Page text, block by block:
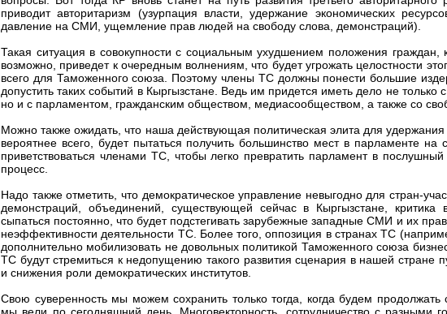
приводит авторитаризм (узурпация власти, удержание экономических
давление на СМИ, ущемление прав людей на свободу слова, демонстраций).
Такая ситуация в совокупности с социальным ухудшением положения
возможно, приведет к очередным волнениям, что будет угрожать целостности
всего для Таможенного союза. Поэтому члены ТС должны понести большие
допустить таких событий в Кыргызстане. Ведь им придется иметь дело не только
но и с парламентом, гражданским обществом, медиасообществом, а также со
Можно также ожидать, что наша действующая политическая элита для удержания
вероятнее всего, будет пытаться получить большинство мест в парламенте
приветствоваться членами ТС, чтобы легко превратить парламент в
процесс.
Надо также отметить, что демократическое управление невыгодно для стран-
демонстраций, объединений, существующей сейчас в Кыргызстане,
сыпаться постоянно, что будет подстегивать зарубежные западные СМИ и их
неэффективности деятельности ТС. Более того, оппозиция в странах ТС
дополнительно мобилизовать не довольных политикой Таможенного союза
ТС будут стремиться к недопущению такого развития сценария в нашей стране
и снижения роли демократических институтов.
Свою суверенность мы можем сохранить только тогда, когда будем